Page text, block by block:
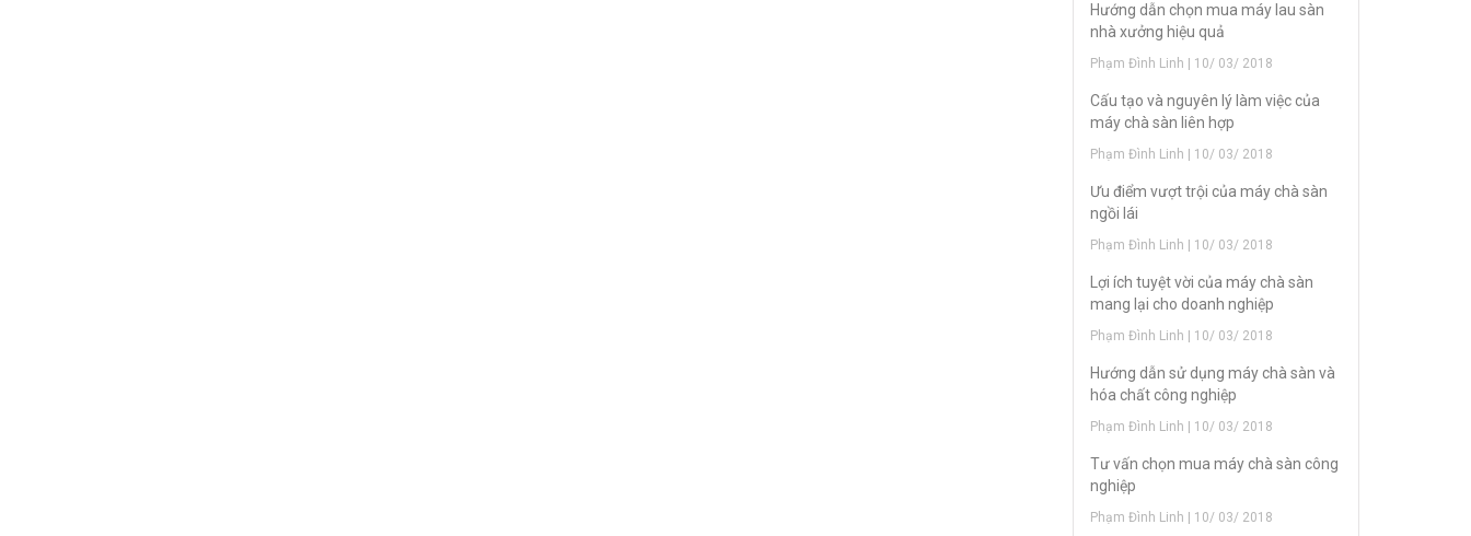
Hướng dẫn chọn mua máy lau sàn
nhà xưởng hiệu quả
Phạm Đình Linh | 10/ 03/ 2018
Cấu tạo và nguyên lý làm việc của
máy chà sàn liên hợp
Phạm Đình Linh | 10/ 03/ 2018
Ưu điểm vượt trội của máy chà sàn
ngồi lái
Phạm Đình Linh | 10/ 03/ 2018
Lợi ích tuyệt vời của máy chà sàn
mang lại cho doanh nghiệp
Phạm Đình Linh | 10/ 03/ 2018
Hướng dẫn sử dụng máy chà sàn và
hóa chất công nghiệp
Phạm Đình Linh | 10/ 03/ 2018
Tư vấn chọn mua máy chà sàn công
nghiệp
Phạm Đình Linh | 10/ 03/ 2018